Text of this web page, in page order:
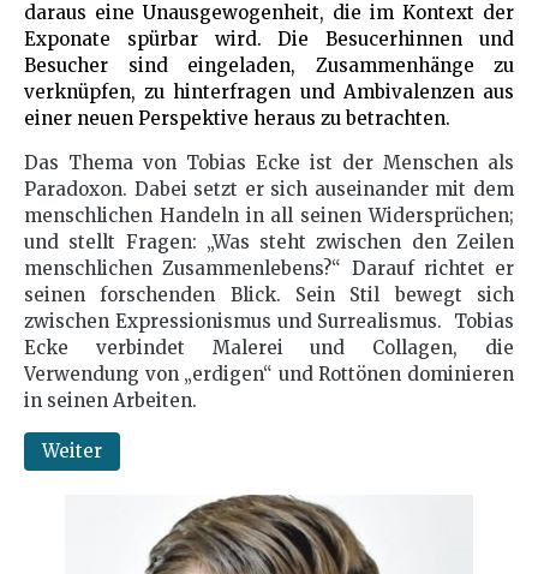
daraus eine Unausgewogenheit, die im Kontext der
Exponate spürbar wird. Die Besucerhinnen und
Besucher sind eingeladen, Zusammenhänge zu
verknüpfen, zu hinterfragen und Ambivalenzen aus
einer neuen Perspektive heraus zu betrachten.
Das Thema von Tobias Ecke ist der Menschen als
Paradoxon. Dabei setzt er sich auseinander mit dem
menschlichen Handeln in all seinen Widersprüchen;
und stellt Fragen: „Was steht zwischen den Zeilen
menschlichen Zusammenlebens?“ Darauf richtet er
seinen forschenden Blick. Sein Stil bewegt sich
zwischen Expressionismus und Surrealismus. Tobias
Ecke verbindet Malerei und Collagen, die
Verwendung von „erdigen“ und Rottönen dominieren
in seinen Arbeiten.
Weiter